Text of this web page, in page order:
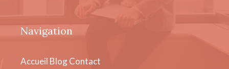
Navigation
Accueil BlogContact